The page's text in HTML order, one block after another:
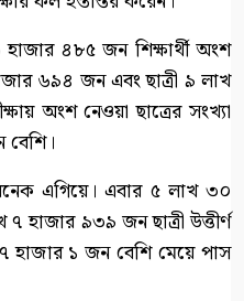
৪৮৫ জন শিক্ষার্থী অংশ
৬৯৪ জন এবং ছাত্রী ৯ লাখ
অংশ নেওয়া ছাত্রের সংখ্যা
বেশি।
এগিয়ে। এবার ৫ লাখ ৩০
হাজার ৯৩৯ জন ছাত্রী উত্তীর্ণ
হাজার ১ জন বেশি মেয়ে পাস